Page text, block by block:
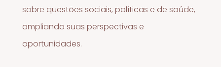
sobre questões sociais, políticas e de saúde,
ampliando suas perspectivas e
oportunidades.